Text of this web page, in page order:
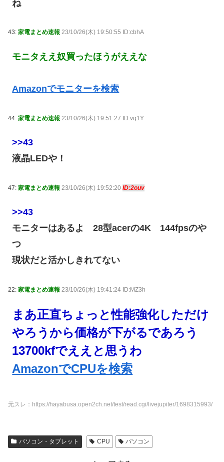
ね
43: 家電まとめ速報 23/10/26(木) 19:50:55 ID:cbhA
モニタええ奴買ったほうがええな
Amazonでモニターを検索
44: 家電まとめ速報 23/10/26(木) 19:51:27 ID:vq1Y
>>43
液晶LEDや！
47: 家電まとめ速報 23/10/26(木) 19:52:20 ID:2ouv
>>43
モニターはあるよ 28型acerの4K 144fpsのや
つ
現状だと活かしきれてない
22: 家電まとめ速報 23/10/26(木) 19:41:24 ID:MZ3h
まあ正直ちょっと性能強化しただけ
やろうから価格が下がるであろう
13700kfでええと思うわ
AmazonでCPUを検索
元スレ：https://hayabusa.open2ch.net/test/read.cgi/livejupiter/1698315993/
パソコン・タブレット CPU パソコン